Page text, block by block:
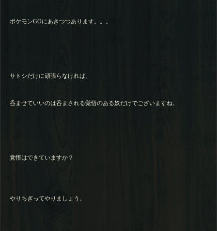
ポケモンGOにあきつつあります。。。
サトシだけに頑張らなければ。
呑ませていいのは呑まされる覚悟のある奴だけでございますね。
覚悟はできていますか？
やりちぎってやりましょう。